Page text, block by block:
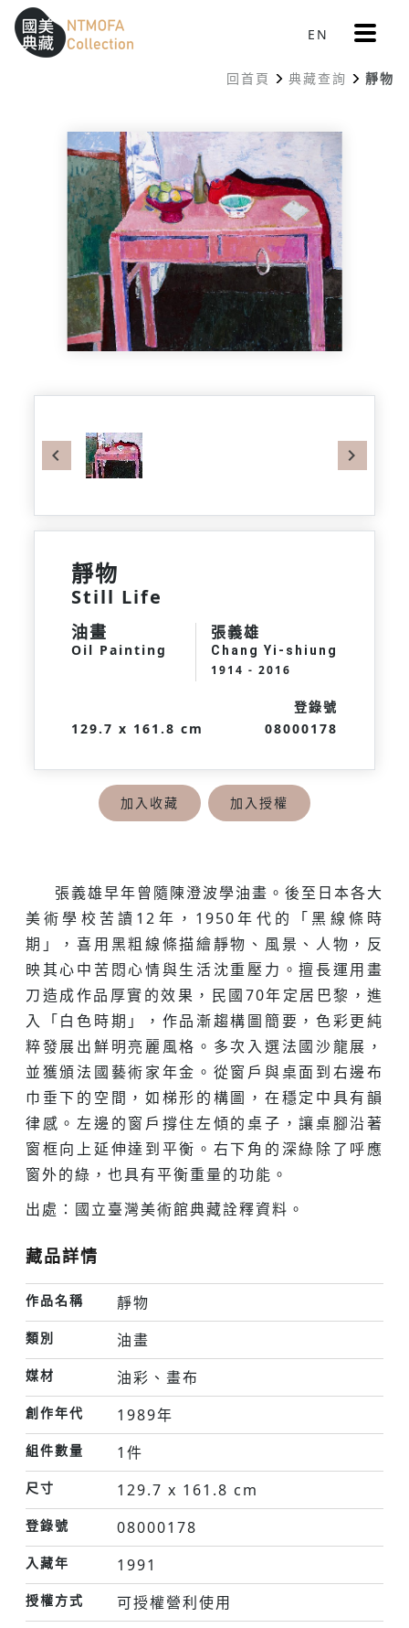
跳到中間主要內容區
網站導覽
::: EN 更
多
單
回首頁 典藏查詢 靜物
Previous
靜物
Still Life
油畫
Oil Painting
張義雄
Chang Yi-shiung
1914 - 2016
129.7 x 161.8 cm
登錄號
08000178
加入收藏 加入授權
張義雄早年曾隨陳澄波學油畫。後至日本各大
美術學校苦讀12年，1950年代的「黑線條時
期」，喜用黑粗線條描繪靜物、風景、人物，反
映其心中苦悶心情與生活沈重壓力。擅長運用畫
刀造成作品厚實的效果，民國70年定居巴黎，進
入「白色時期」，作品漸趨構圖簡要，色彩更純
粹發展出鮮明亮麗風格。多次入選法國沙龍展，
並獲頒法國藝術家年金。從窗戶與桌面到右邊布
巾垂下的空間，如梯形的構圖，在穩定中具有韻
律感。左邊的窗戶撐住左傾的桌子，讓桌腳沿著
窗框向上延伸達到平衡。右下角的深綠除了呼應
窗外的綠，也具有平衡重量的功能。
出處：國立臺灣美術館典藏詮釋資料。
藏品詳情
作品名稱 靜物
類別 油畫
媒材 油彩、畫布
創作年代 1989年
組件數量 1件
尺寸 129.7 x 161.8 cm
登錄號 08000178
入藏年 1991
授權方式 可授權營利使用